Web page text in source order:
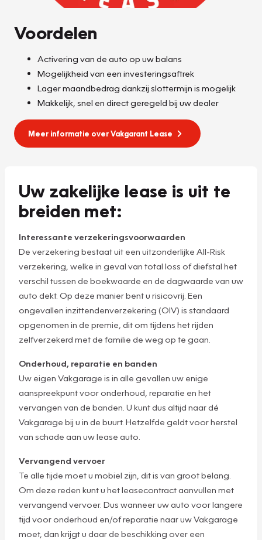
Voordelen
Activering van de auto op uw balans
Mogelijkheid van een investeringsaftrek
Lager maandbedrag dankzij slottermijn is mogelijk
Makkelijk, snel en direct geregeld bij uw dealer
Meer informatie over Vakgarant Lease
Uw zakelijke lease is uit te
breiden met:
Interessante verzekeringsvoorwaarden
De verzekering bestaat uit een uitzonderlijke All-Risk
verzekering, welke in geval van total loss of diefstal het
verschil tussen de boekwaarde en de dagwaarde van uw
auto dekt. Op deze manier bent u risicovrij. Een
ongevallen inzittendenverzekering (OIV) is standaard
opgenomen in de premie, dit om tijdens het rijden
zelfverzekerd met de familie de weg op te gaan.
Onderhoud, reparatie en banden
Uw eigen Vakgarage is in alle gevallen uw enige
aanspreekpunt voor onderhoud, reparatie en het
vervangen van de banden. U kunt dus altijd naar dé
Vakgarage bij u in de buurt. Hetzelfde geldt voor herstel
van schade aan uw lease auto.
Vervangend vervoer
Te alle tijde moet u mobiel zijn, dit is van groot belang.
Om deze reden kunt u het leasecontract aanvullen met
vervangend vervoer. Dus wanneer uw auto voor langere
tijd voor onderhoud en/of reparatie naar uw Vakgarage
moet, dan krijgt u daar de beschikking over een